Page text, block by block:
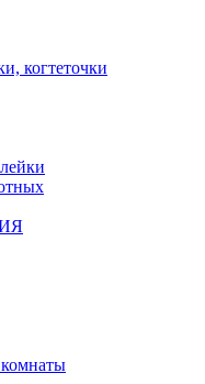
когтеточки